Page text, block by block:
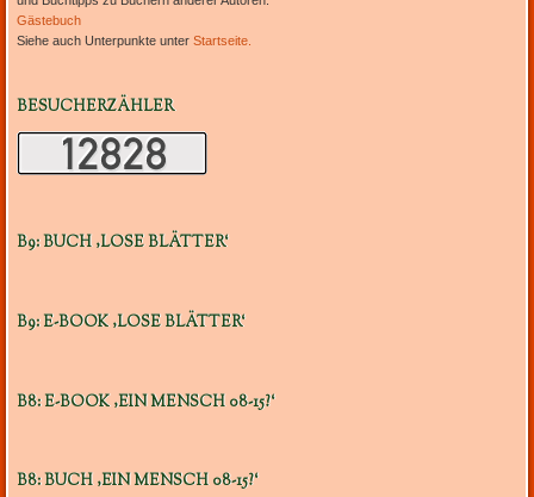
Gästebuch
Siehe auch Unterpunkte unter Startseite.
BESUCHERZÄHLER
B9: BUCH ‚LOSE BLÄTTER‘
B9: E-BOOK ‚LOSE BLÄTTER‘
B8: E-BOOK ‚EIN MENSCH 08-15?‘
B8: BUCH ‚EIN MENSCH 08-15?‘